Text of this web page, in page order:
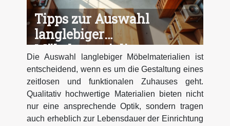
Tipps zur Auswahl
langlebiger
Möbelmaterialien
Die Auswahl langlebiger Möbelmaterialien ist
entscheidend, wenn es um die Gestaltung eines
zeitlosen und funktionalen Zuhauses geht.
Qualitativ hochwertige Materialien bieten nicht
nur eine ansprechende Optik, sondern tragen
auch erheblich zur Lebensdauer der Einrichtung